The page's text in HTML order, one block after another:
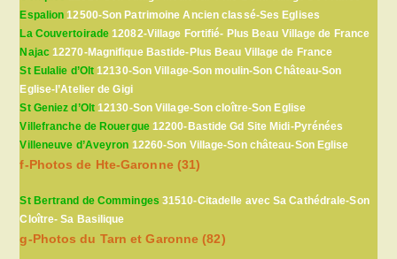
Espalion 12500-Son Patrimoine Ancien classé-Ses Eglises
La Couvertoirade 12082-Village Fortifié- Plus Beau Village de France
Najac12270-Magnifique Bastide-Plus Beau Village de France
St Eulalie d’Olt 12130-Son Village-Son moulin-Son Château-Son
Eglise-l’Atelier de Gigi
St Geniez d’Olt12130-Son Village-Son cloître-Son Eglise
Villefranche de Rouergue12200-Bastide Gd Site Midi-Pyrénées
Villeneuve d’Aveyron 12260-Son Village-Son château-Son Eglise
f-Photos de Hte-Garonne (31)
St Bertrand de Comminges 31510-Citadelle avec Sa Cathédrale-Son
Cloître- Sa Basilique
g-Photos du Tarn et Garonne (82)